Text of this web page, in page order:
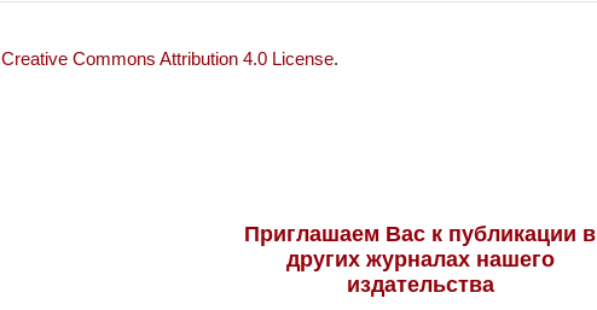
Creative Commons Attribution 4.0 License.
Приглашаем Вас к публикации в
других журналах нашего
издательства